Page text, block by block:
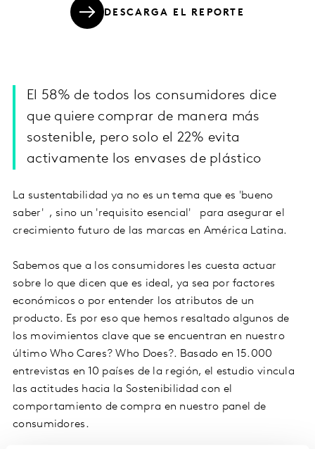
DESCARGA EL REPORTE
El 58% de todos los consumidores dice
que quiere comprar de manera más
sostenible, pero solo el 22% evita
activamente los envases de plástico
La sustentabilidad ya no es un tema que es 'bueno
saber' , sino un 'requisito esencial' para asegurar el
crecimiento futuro de las marcas en América Latina.
Sabemos que a los consumidores les cuesta actuar
sobre lo que dicen que es ideal, ya sea por factores
económicos o por entender los atributos de un
producto. Es por eso que hemos resaltado algunos de
los movimientos clave que se encuentran en nuestro
último Who Cares? Who Does?. Basado en 15.000
entrevistas en 10 países de la región, el estudio vincula
las actitudes hacia la Sostenibilidad con el
comportamiento de compra en nuestro panel de
consumidores.